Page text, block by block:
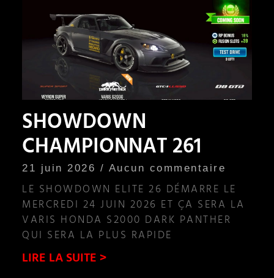
SHOWDOWN
CHAMPIONNAT 261
21 juin 2026 Aucun commentaire
LE SHOWDOWN ELITE 26 DÉMARRE LE
MERCREDI 24 JUIN 2026 ET ÇA SERA LA
VARIS HONDA S2000 DARK PANTHER
QUI SERA LA PLUS RAPIDE
LIRE LA SUITE >